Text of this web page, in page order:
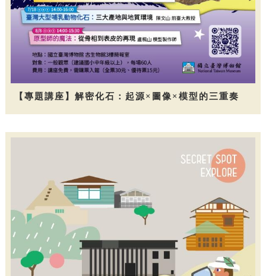
【專題講座】解密化石：起源×圖像×模型的三重奏